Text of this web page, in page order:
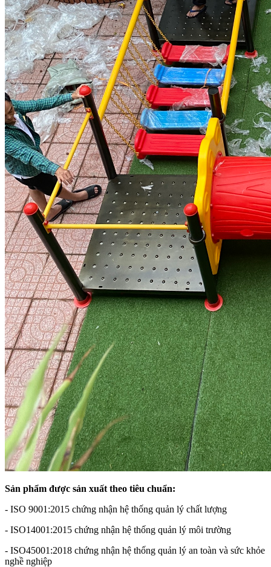
Sản phẩm được sản xuất theo tiêu chuẩn:
- ISO 9001:2015 chứng nhận hệ thống quản lý chất lượng
- ISO14001:2015 chứng nhận hệ thống quản lý môi trường
- ISO45001:2018 chứng nhận hệ thống quản lý an toàn và sức khỏe
nghề nghiệp